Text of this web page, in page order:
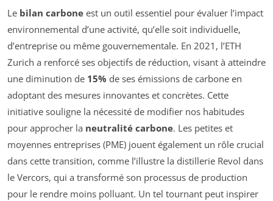
Le bilan carbone est un outil essentiel pour évaluer l’impact
environnemental d’une activité, qu’elle soit individuelle,
d’entreprise ou même gouvernementale. En 2021, l’ETH
Zurich a renforcé ses objectifs de réduction, visant à atteindre
une diminution de 15% de ses émissions de carbone en
adoptant des mesures innovantes et concrètes. Cette
initiative souligne la nécessité de modifier nos habitudes
pour approcher la neutralité carbone. Les petites et
moyennes entreprises (PME) jouent également un rôle crucial
dans cette transition, comme l’illustre la distillerie Revol dans
le Vercors, qui a transformé son processus de production
pour le rendre moins polluant. Un tel tournant peut inspirer